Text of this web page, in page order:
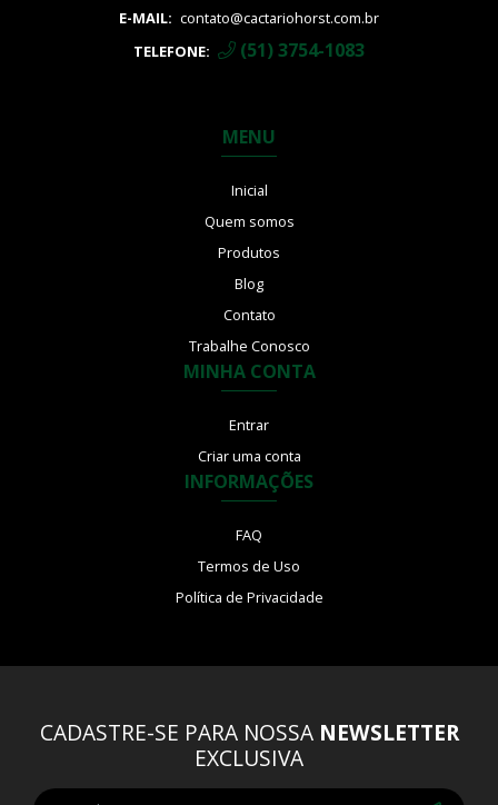
E-MAIL: contato@cactariohorst.com.br
TELEFONE:
(51) 3754-1083
MENU
Inicial
Quem somos
Produtos
Blog
Contato
Trabalhe Conosco
MINHA CONTA
Entrar
Criar uma conta
INFORMAÇÕES
FAQ
Termos de Uso
Política de Privacidade
CADASTRE-SE PARA NOSSA NEWSLETTER
EXCLUSIVA